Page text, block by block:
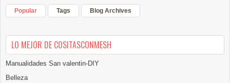
Popular Tags Blog Archives
LO MEJOR DE COSITASCONMESH
Manualidades San valentin-DIY
Belleza